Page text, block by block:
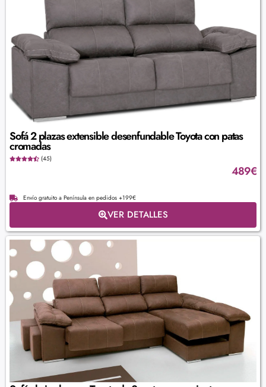
Sofá 2 plazas extensible desenfundable Toyota con patas
cromadas
(45)
489€
Envío gratuito a Península en pedidos +199€
VER DETALLES